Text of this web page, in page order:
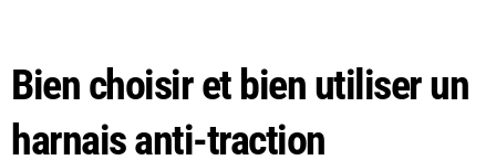
Bien choisir et bien utiliser un
harnais anti-traction